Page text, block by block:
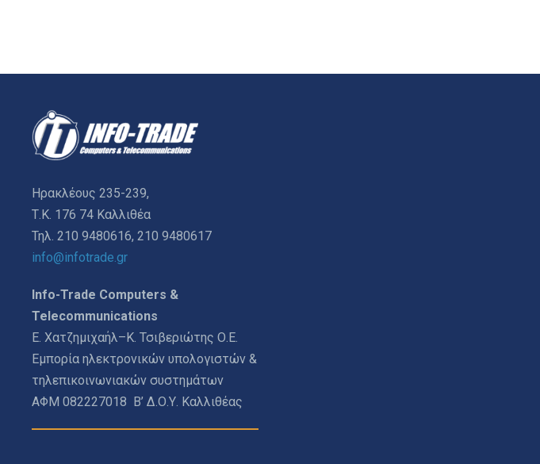
Ηρακλέους 235-239,
Τ.Κ. 176 74 Καλλιθέα
Τηλ. 210 9480616, 210 9480617
info@infotrade.gr
Info-Trade Computers &
Telecommunications
Ε. Χατζημιχαήλ–Κ. Τσιβεριώτης Ο.Ε.
Εμπορία ηλεκτρονικών υπολογιστών &
τηλεπικοινωνιακών συστημάτων
ΑΦΜ 082227018 Β’ Δ.Ο.Υ. Καλλιθέας